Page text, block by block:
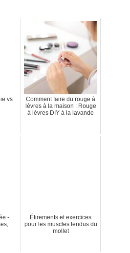
vs
Comment faire du rouge à
lèvres à la maison : Rouge
à lèvres DIY à la lavande
-
Étirements et exercices
pour les muscles tendus du
mollet